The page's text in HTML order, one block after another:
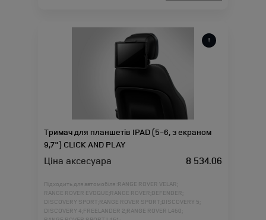
Тримач для планшетів IPAD (5-6, з екраном
9,7") CLICK AND PLAY
Ціна аксесуара 8 534.06
Підходить для автомобіля : RANGE ROVER VELAR;
RANGE ROVER EVOQUE; RANGE ROVER; DEFENDER;
DISCOVERY SPORT; RANGE ROVER SPORT; DISCOVERY 5;
DISCOVERY 4; FREELANDER 2; RANGE ROVER L460;